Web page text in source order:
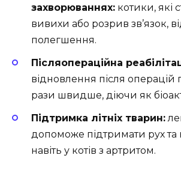
захворюваннях: котики, які
вивихи або розрив зв’язок,
полегшення.
Післяопераційна
відновлення після операцій
рази швидше, діючи як
Підтримка літніх тварин:
допоможе підтримати рух та
навіть у котів з артритом.